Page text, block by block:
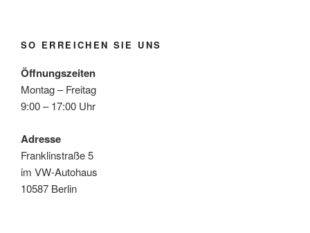
SO ERREICHEN SIE UNS
Öffnungszeiten
Montag – Freitag
9:00 – 17:00 Uhr
Adresse
Franklinstraße 5
im VW-Autohaus
10587 Berlin